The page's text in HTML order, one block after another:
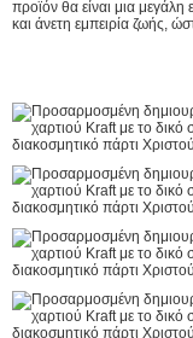
προϊόν θα είναι μια
και άνετη εμπειρία ζωής,